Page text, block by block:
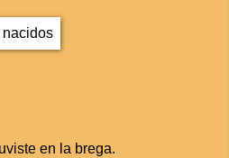
en la brega.